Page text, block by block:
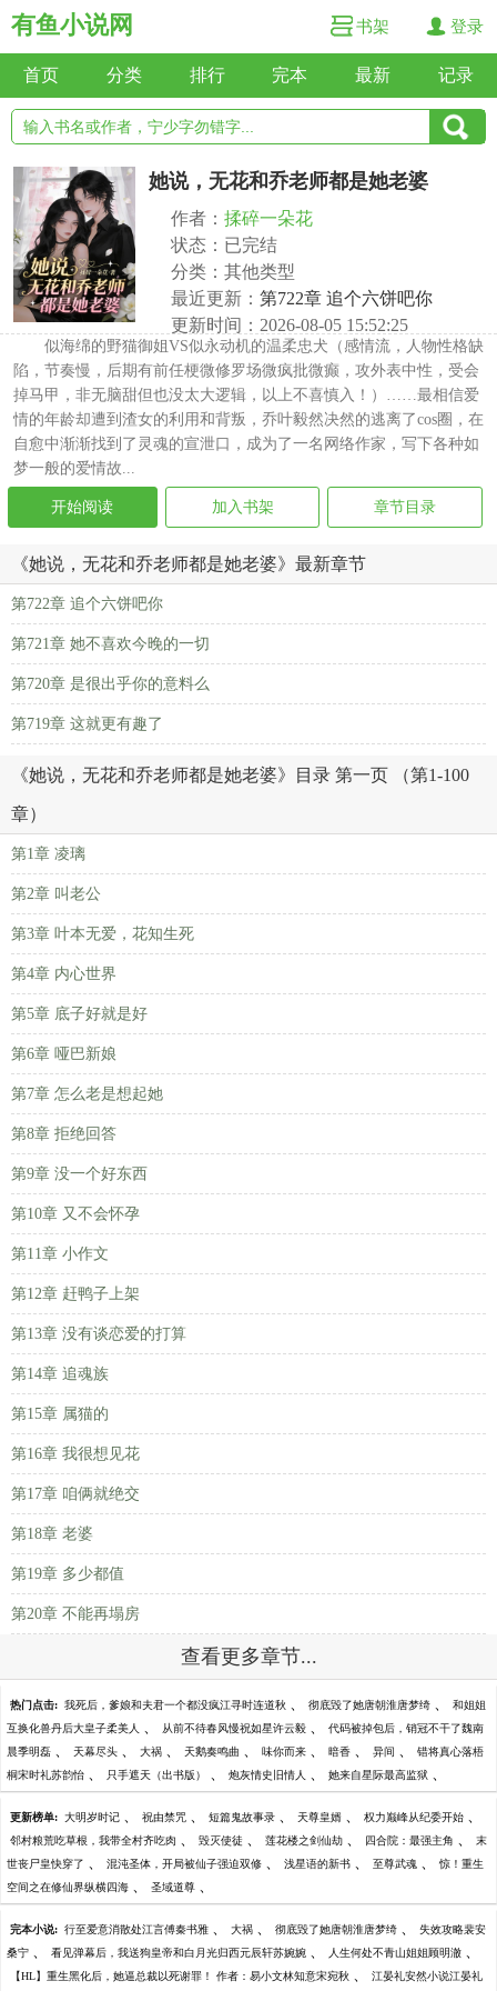
有鱼小说网 书架 登录
首页 分类 排行 完本 最新 记录
她说，无花和乔老师都是她老婆
作者： 揉碎一朵花
状态：已完结
分类：其他类型
最近更新： 第722章 追个六饼吧你
更新时间：2026-08-05 15:52:25
似海绵的野猫御姐VS似永动机的温柔忠犬（感情流，人物性格缺
陷，节奏慢，后期有前任梗微修罗场微疯批微癫，攻外表中性，受会
掉马甲，非无脑甜但也没太大逻辑，以上不喜慎入！）……最相信爱
情的年龄却遭到渣女的利用和背叛，乔叶毅然决然的逃离了cos圈，在
自愈中渐渐找到了灵魂的宣泄口，成为了一名网络作家，写下各种如
梦一般的爱情故...
开始阅读 加入书架 章节目录
《她说，无花和乔老师都是她老婆》最新章节
第722章 追个六饼吧你
第721章 她不喜欢今晚的一切
第720章 是很出乎你的意料么
第719章 这就更有趣了
《她说，无花和乔老师都是她老婆》目录 第一页 （第1-100
章）
第1章 凌璃
第2章 叫老公
第3章 叶本无爱，花知生死
第4章 内心世界
第5章 底子好就是好
第6章 哑巴新娘
第7章 怎么老是想起她
第8章 拒绝回答
第9章 没一个好东西
第10章 又不会怀孕
第11章 小作文
第12章 赶鸭子上架
第13章 没有谈恋爱的打算
第14章 追魂族
第15章 属猫的
第16章 我很想见花
第17章 咱俩就绝交
第18章 老婆
第19章 多少都值
第20章 不能再塌房
查看更多章节...
热门点击: 我死后，爹娘和夫君一个都没疯江寻时连道秋 、 彻底毁了她唐朝淮唐梦绮 、 和姐姐
互换化兽丹后大皇子柔美人 、 从前不待春风慢祝如星许云毅 、 代码被掉包后，销冠不干了魏南
晨季明磊 、 天幕尽头 、 大祸 、 天鹅奏鸣曲 、 味你而来 、 暗香 、 异间 、 错将真心落梧
桐宋时礼苏韵怡 、 只手遮天（出书版） 、 炮灰情史旧情人 、 她来自星际最高监狱 、
更新榜单: 大明岁时记 、 祝由禁咒 、 短篇鬼故事录 、 天尊皇婿 、 权力巅峰从纪委开始 、
邻村粮荒吃草根，我带全村齐吃肉 、 毁灭使徒 、 莲花楼之剑仙劫 、 四合院：最强主角 、 末
世丧尸皇快穿了 、 混沌圣体，开局被仙子强迫双修 、 浅星语的新书 、 至尊武魂 、 惊！重生
空间之在修仙界纵横四海 、 圣域道尊 、
完本小说: 行至爱意消散处江言傅秦书雅 、 大祸 、 彻底毁了她唐朝淮唐梦绮 、 失效攻略裴安
桑宁 、 看见弹幕后，我送狗皇帝和白月光归西元辰轩苏婉婉 、 人生何处不青山姐姐顾明澈 、
【HL】重生黑化后，她逼总裁以死谢罪！ 作者：易小文林知意宋宛秋 、 江晏礼安然小说江晏礼